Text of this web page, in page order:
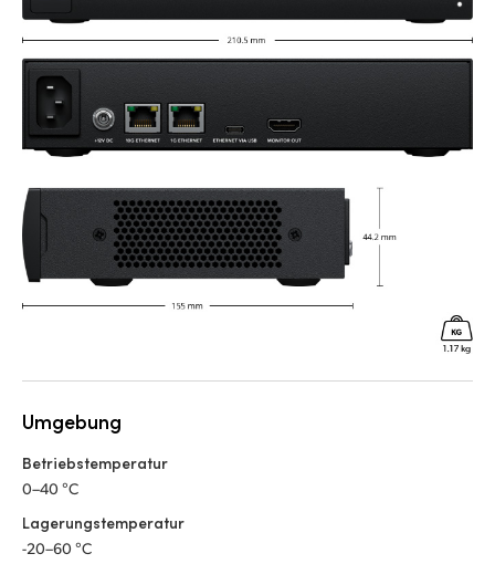
Umgebung
Betriebstemperatur
0–40 °C
Lagerungstemperatur
-20–60 °C